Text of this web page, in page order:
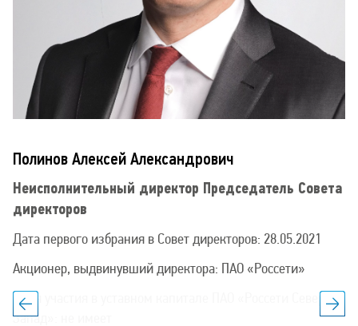
Полинов Алексей Александрович
Неисполнительный директор Председатель Совета
директоров
Дата первого избрания в Совет директоров: 28.05.2021
Акционер, выдвинувший директора: ПАО «Россети»
Доля участия в уставном капитале ПАО «Россети Северо-
Запад»: не имеет